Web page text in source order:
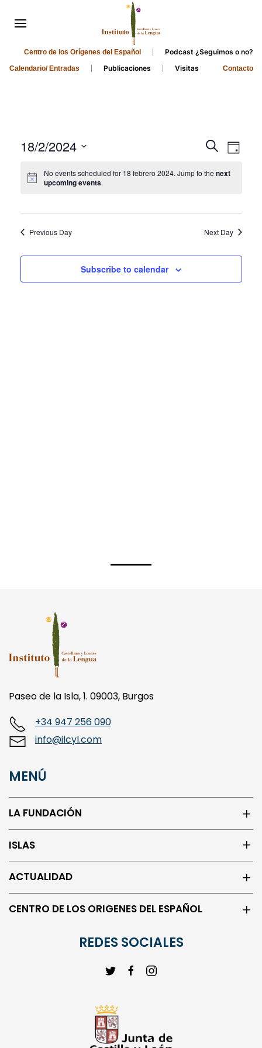
Centro de los Orígenes del Español Podcast ¿Seguimos o no?
Calendario/ Entradas Publicaciones Visitas Contacto
Events
and
Search
Day
18/2/2024
date.
No events scheduled for 18 febrero 2024. Jump to thenext
upcoming events.
Previous Day Next Day
Subscribe to calendar
Paseo de la Isla, 1. 09003, Burgos
+34 947 256 090
info@ilcyl.com
MENÚ
LA FUNDACIÓN
ISLAS
ACTUALIDAD
CENTRO DE LOS ORIGENES DEL ESPAÑOL
REDES SOCIALES